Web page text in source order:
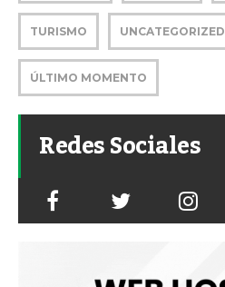
TURISMO UNCATEGORIZED
ÚLTIMO MOMENTO
Redes Sociales